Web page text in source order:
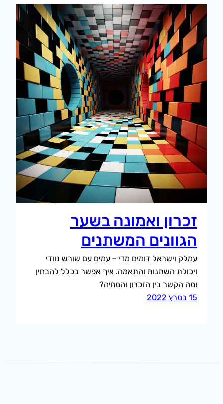
זכרון ואמונה בשער
הגוונים המשתנים
עמלק וישראל דומים מדי – עמים עם שורש נוודי
ויכולת השתנות והתאמה. איך אפשר בכלל להבחין
ומה הקשר בין הזכרון והמחיה?
15 במרץ 2022